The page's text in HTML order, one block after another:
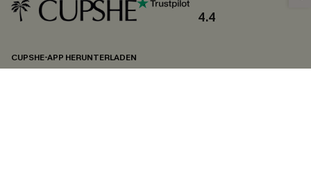
4.4
CUPSHE-APP HERUNTERLADEN